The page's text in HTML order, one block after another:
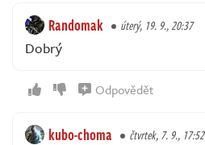
Randomak úterý, 19. 9., 20:37
Dobrý
Odpovědět
kubo-choma čtvrtek, 7. 9., 17:52